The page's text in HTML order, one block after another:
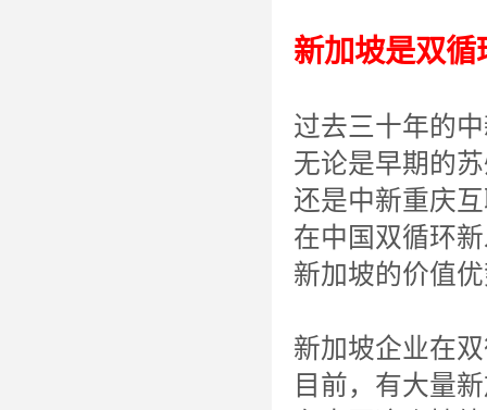
新加坡是双
过去三十年的
无论是早期的
还是中新重庆
在中国双循环
新加坡的价值
新加坡企业在
目前，有大量